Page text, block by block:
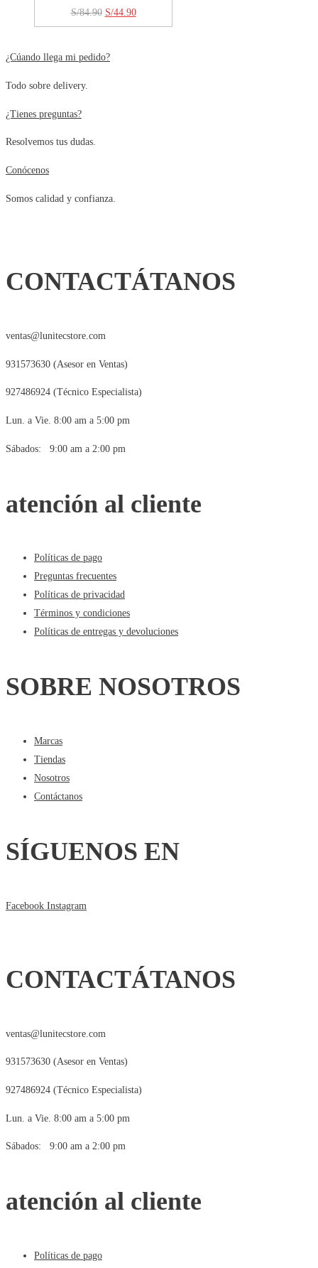
S/84.90 El
precio
S/44.90El
precio
¿Cúando llega mi pedido?
Todo sobre delivery.
¿Tienes preguntas?
Resolvemos tus dudas.
Conócenos
Somos calidad y confianza.
CONTACTÁTANOS
ventas@lunitecstore.com
931573630 (Asesor en Ventas)
927486924 (Técnico Especialista)
Lun. a Vie. 8:00 am a 5:00 pm
Sábados: 9:00 am a 2:00 pm
atención al cliente
Políticas de pago
Preguntas frecuentes
Políticas de privacidad
Términos y condiciones
Políticas de entregas y devoluciones
SOBRE NOSOTROS
Marcas
Tiendas
Nosotros
Contáctanos
SÍGUENOS EN
Facebook Instagram
CONTACTÁTANOS
ventas@lunitecstore.com
931573630 (Asesor en Ventas)
927486924 (Técnico Especialista)
Lun. a Vie. 8:00 am a 5:00 pm
Sábados: 9:00 am a 2:00 pm
atención al cliente
Políticas de pago